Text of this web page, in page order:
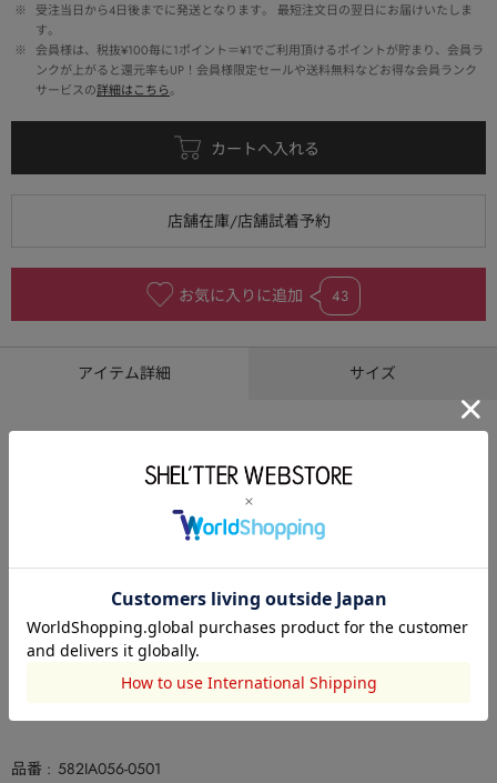
※
受注当日から4日後までに発送となります。 最短注文日の翌日にお届けいたしま
す。
※
会員様は、税抜¥100毎に1ポイント＝¥1でご利用頂けるポイントが貯まり、会員ラ
ンクが上がると還元率もUP！会員様限定セールや送料無料などお得な会員ランク
サービスの詳細はこちら。
お気に入りに追加 43
アイテム詳細 サイズ
自分らしいカラーを用いてスタイリングが楽しめるようにバイカラ
サイズ調節可能なベルト付きで内側のリボンテープはオリジナルロ
※画像の商品はサンプルです。実際の商品と仕様、加工が若干異な
る場合があります。
※画像の商品は光の照射や角度、お使いのモニター環境により、実
物と色味が異なる場合がございます。
品番
582IA056-0501